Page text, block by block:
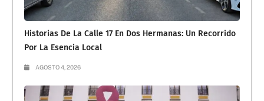
Historias De La Calle 17 En Dos Hermanas: Un Recorrido
Por La Esencia Local
AGOSTO 4, 2026